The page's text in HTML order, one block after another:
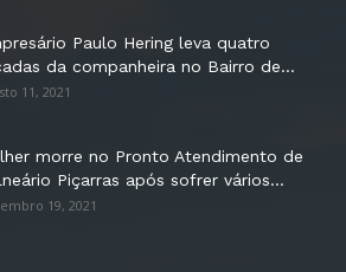
Paulo Hering leva quatro
da companheira no Bairro de...
11, 2021
morre no Pronto Atendimento de
Piçarras após sofrer vários...
19, 2021